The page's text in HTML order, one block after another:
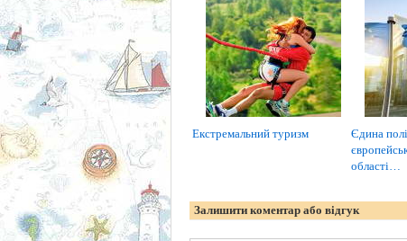
Екстремальний туризм
Єдина
області…
Залишити коментар або відгук